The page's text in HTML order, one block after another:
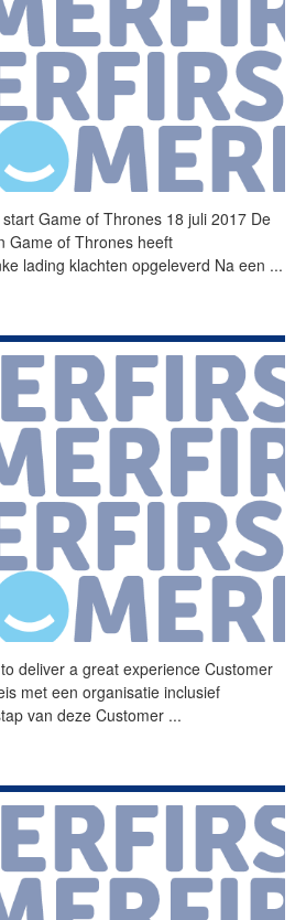
Game of Thrones 18 juli 2017 De
Game of Thrones heeft
lading klachten opgeleverd Na een ...
to deliver a great experience Customer
met een organisatie inclusief
van deze Customer ...